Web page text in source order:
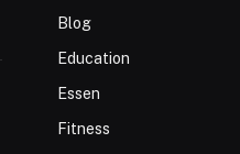
Blog
Education
Essen
Fitness